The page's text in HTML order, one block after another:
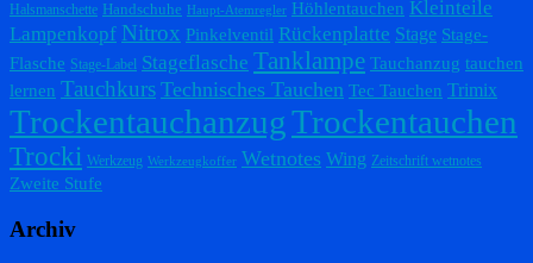
Halsmanschette Handschuhe Haupt-Atemregler Höhlentauchen Kleinteile
Lampenkopf Nitrox Pinkelventil Rückenplatte Stage Stage-
Flasche Stage-Label Stageflasche Tanklampe Tauchanzug tauchen
lernen Tauchkurs Technisches Tauchen Tec Tauchen Trimix
TrockentauchanzugTrockentauchen
Trocki Werkzeug Werkzeugkoffer Wetnotes Wing Zeitschrift wetnotes
Zweite Stufe
Archiv